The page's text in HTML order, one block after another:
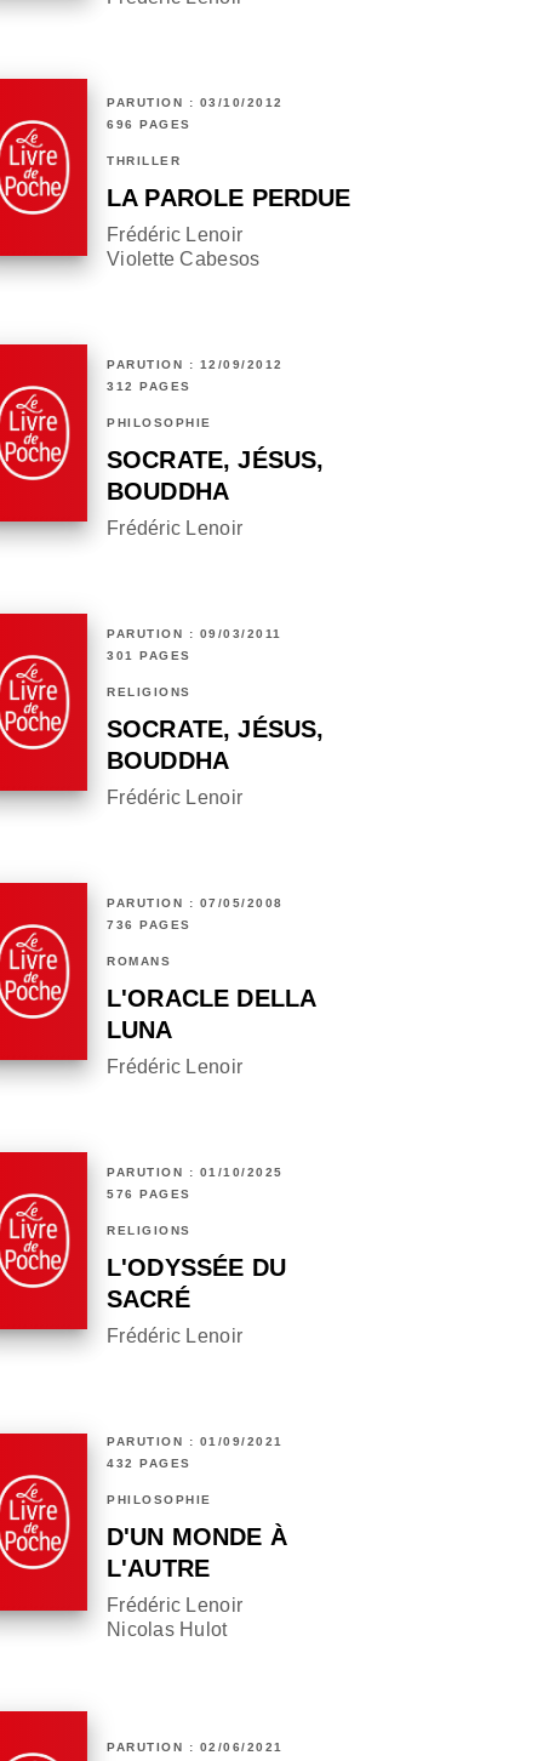
PARUTION : 03/10/2012
696 PAGES
THRILLER
LA PAROLE PERDUE
Frédéric Lenoir
Violette Cabesos
PARUTION : 12/09/2012
312 PAGES
PHILOSOPHIE
SOCRATE, JÉSUS,
BOUDDHA
Frédéric Lenoir
PARUTION : 09/03/2011
301 PAGES
RELIGIONS
SOCRATE, JÉSUS,
BOUDDHA
Frédéric Lenoir
PARUTION : 07/05/2008
736 PAGES
ROMANS
L'ORACLE DELLA
LUNA
Frédéric Lenoir
PARUTION : 01/10/2025
576 PAGES
RELIGIONS
L'ODYSSÉE DU
SACRÉ
Frédéric Lenoir
PARUTION : 01/09/2021
432 PAGES
PHILOSOPHIE
D'UN MONDE À
L'AUTRE
Frédéric Lenoir
Nicolas Hulot
PARUTION : 02/06/2021